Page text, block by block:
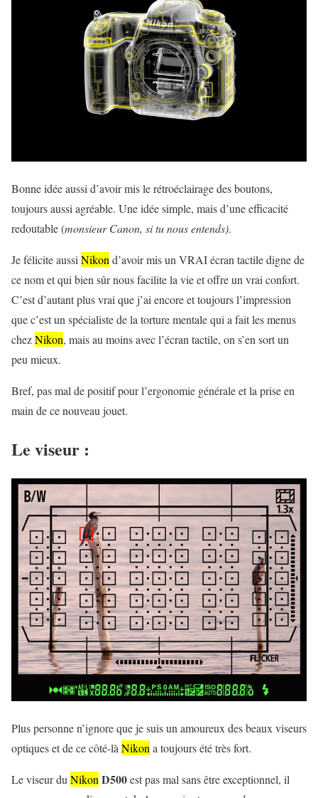
Bonne idée aussi d’avoir mis le rétroéclairage des boutons,
toujours aussi agréable. Une idée simple, mais d’une efficacité
redoutable (monsieur Canon, si tu nous entends).
Je félicite aussi Nikon d’avoir mis un VRAI écran tactile digne de
ce nom et qui bien sûr nous facilite la vie et offre un vrai confort.
C’est d’autant plus vrai que j’ai encore et toujours l’impression
que c’est un spécialiste de la torture mentale qui a fait les menus
chezNikon, mais au moins avec l’écran tactile, on s’en sort un
peu mieux.
Bref, pas mal de positif pour l’ergonomie générale et la prise en
main de ce nouveau jouet.
Le viseur :
Plus personne n’ignore que je suis un amoureux des beaux viseurs
optiques et de ce côté-là Nikon a toujours été très fort.
Le viseur du Nikon D500est pas mal sans être exceptionnel, il